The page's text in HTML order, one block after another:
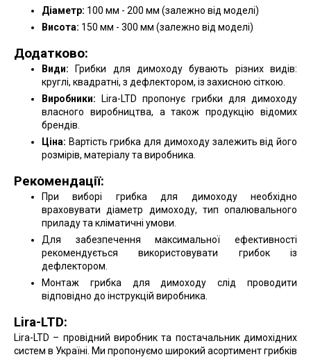
Діаметр: 100 мм - 200 мм (залежно від моделі)
Висота: 150 мм - 300 мм (залежно від моделі)
Додатково:
Види: Грибки для димоходу бувають різних видів:
круглі, квадратні, з дефлектором, із захисною сіткою.
Виробники: Lira-LTD пропонує грибки для димоходу
власного виробництва, а також продукцію відомих
брендів.
Ціна: Вартість грибка для димоходу залежить від його
розмірів, матеріалу та виробника.
Рекомендації:
При виборі грибка для димоходу необхідно
враховувати діаметр димоходу, тип опалювального
приладу та кліматичні умови.
Для забезпечення максимальної ефективності
рекомендується використовувати грибок із
дефлектором.
Монтаж грибка для димоходу слід проводити
відповідно до інструкцій виробника.
Lira-LTD:
Lira-LTD – провідний виробник та постачальник димохідних
систем в Україні. Ми пропонуємо широкий асортимент грибків